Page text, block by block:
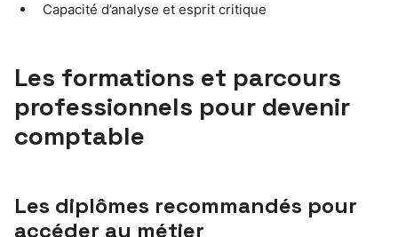
Capacité d’analyse et esprit critique
Les formations et parcours
professionnels pour devenir
comptable
Les diplômes recommandés pour
accéder au métier